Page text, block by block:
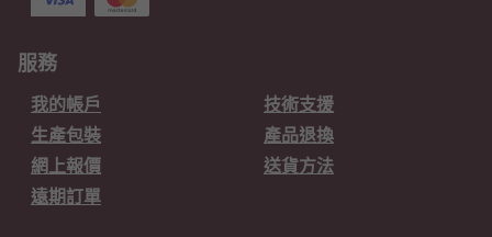
服務
我的帳戶
技術支援
生產包裝
產品退換
網上報價
送貨方法
遠期訂單